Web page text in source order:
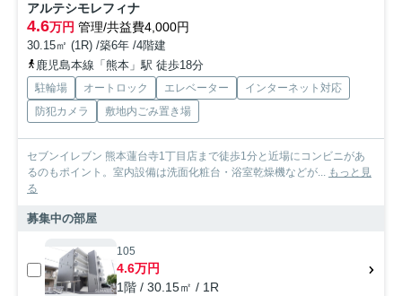
アルテシモレフィナ
4.6万円 管理/共益費4,000円
30.15㎡ (1R) /築6年 /4階建
鹿児島本線「熊本」駅 徒歩18分
駐輪場 オートロック エレベーター
インターネット対応
防犯カメラ
敷地内ごみ置き場
セブンイレブン 熊本蓮台寺1丁目店まで徒歩1分と近場にコンビニがあ
るのもポイント。室内設備は洗面化粧台・浴室乾燥機などが... もっと見
る
募集中の部屋
105
4.6万円
1階 / 30.15㎡ / 1R